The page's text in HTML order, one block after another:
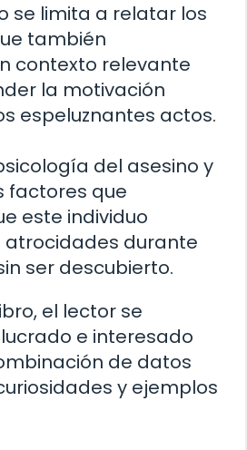
se limita a relatar los
también
contexto relevante
la motivación
espeluznantes actos.
del asesino y
factores que
este individuo
atrocidades durante
ser descubierto.
el lector se
e interesado
de datos
y ejemplos